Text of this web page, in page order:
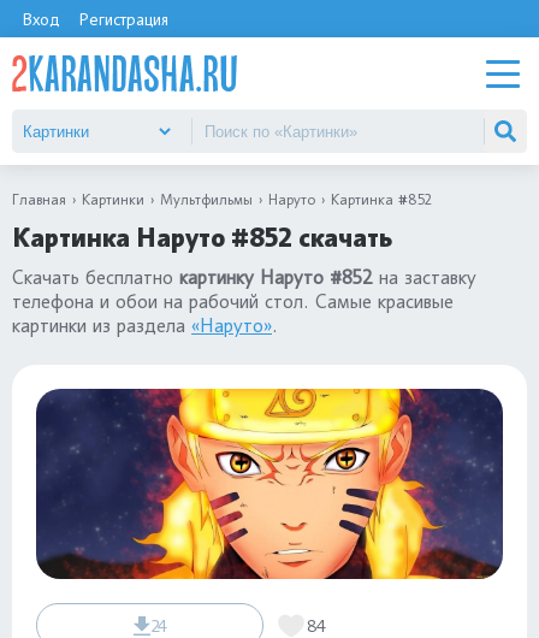
Вход Регистрация
Главная Картинки Мультфильмы Наруто Картинка #852
Картинка Наруто #852 скачать
Скачать бесплатно картинку Наруто #852 на заставку
телефона и обои на рабочий стол. Самые красивые
картинки из раздела «Наруто».
24 84